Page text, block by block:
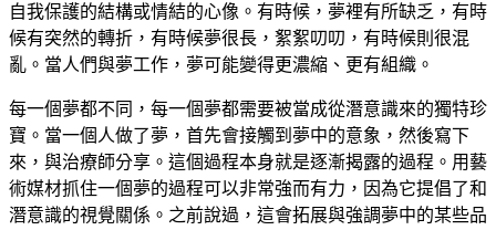
自我保護的結構或情結的心像。有時候，夢裡有所缺乏，有時
候有突然的轉折，有時候夢很長，絮絮叨叨，有時候則很混
亂。當人們與夢工作，夢可能變得更濃縮、更有組織。
每一個夢都不同，每一個夢都需要被當成從潛意識來的獨特珍
寶。當一個人做了夢，首先會接觸到夢中的意象，然後寫下
來，與治療師分享。這個過程本身就是逐漸揭露的過程。用藝
術媒材抓住一個夢的過程可以非常強而有力，因為它提倡了和
潛意識的視覺關係。之前說過，這會拓展與強調夢中的某些品